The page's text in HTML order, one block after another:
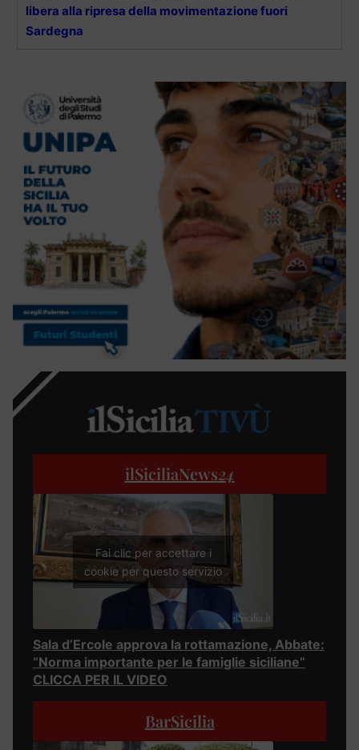
libera alla ripresa della movimentazione fuori
Sardegna
ilSiciliaNews24
Fai clic per accettare i
cookie per questo servizio
Sala d’Ercole approva la rottamazione, Abbate:
“Norma importante per le famiglie siciliane”
CLICCA PER IL VIDEO
BarSicilia